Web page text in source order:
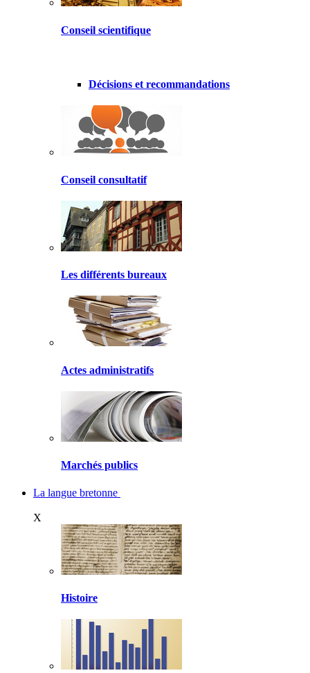
Conseil scientifique
Décisions et recommandations
Conseil consultatif
Les différents bureaux
Actes administratifs
Marchés publics
La langue bretonne
X
Histoire